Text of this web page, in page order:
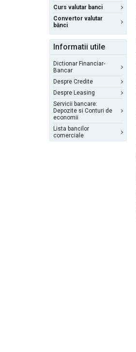
Curs valutar banci
Convertor valutar
bănci
Informatii utile
Dictionar Financiar-
Bancar
Despre Credite
Despre Leasing
Servicii bancare:
Depozite si Conturi de
economii
Lista bancilor
comerciale